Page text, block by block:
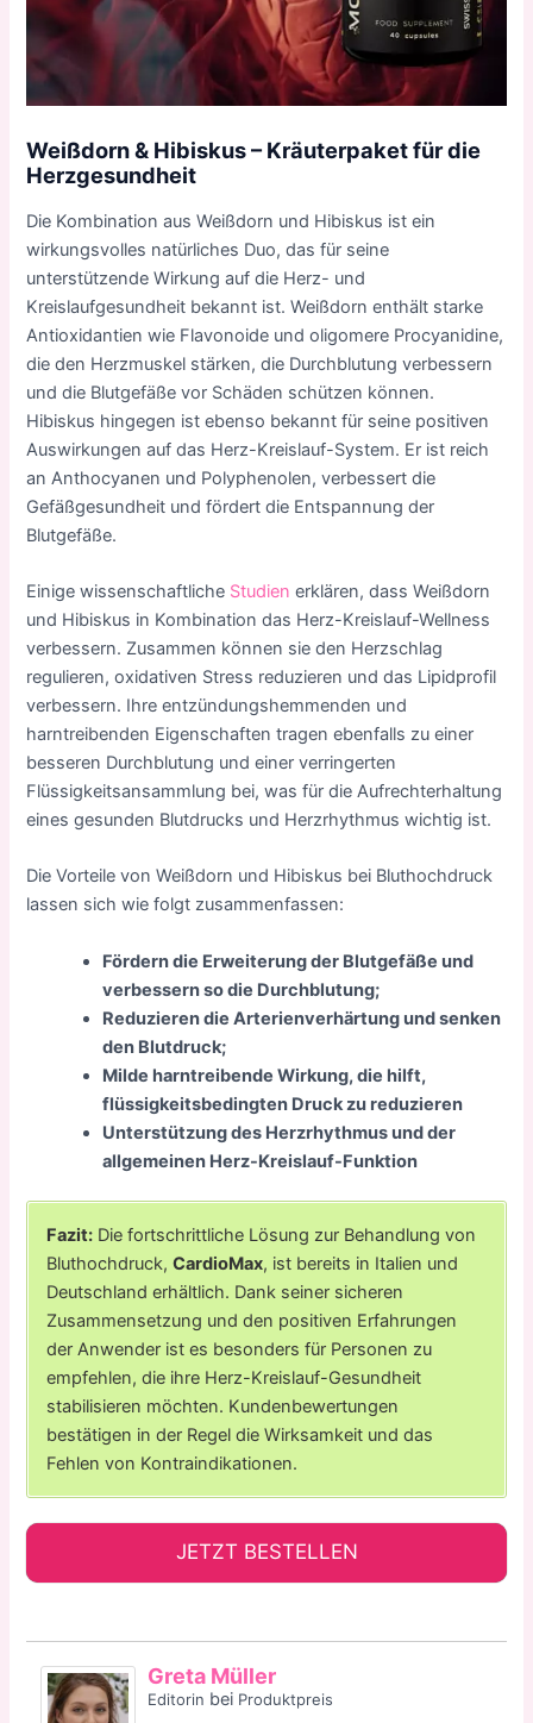
Weißdorn & Hibiskus – Kräuterpaket für die
Herzgesundheit
Die Kombination aus Weißdorn und Hibiskus ist ein
wirkungsvolles natürliches Duo, das für seine
unterstützende Wirkung auf die Herz- und
Kreislaufgesundheit bekannt ist. Weißdorn enthält starke
Antioxidantien wie Flavonoide und oligomere Procyanidine,
die den Herzmuskel stärken, die Durchblutung verbessern
und die Blutgefäße vor Schäden schützen können.
Hibiskus hingegen ist ebenso bekannt für seine positiven
Auswirkungen auf das Herz-Kreislauf-System. Er ist reich
an Anthocyanen und Polyphenolen, verbessert die
Gefäßgesundheit und fördert die Entspannung der
Blutgefäße.
Einige wissenschaftliche Studien erklären, dass Weißdorn
und Hibiskus in Kombination das Herz-Kreislauf-Wellness
verbessern. Zusammen können sie den Herzschlag
regulieren, oxidativen Stress reduzieren und das Lipidprofil
verbessern. Ihre entzündungshemmenden und
harntreibenden Eigenschaften tragen ebenfalls zu einer
besseren Durchblutung und einer verringerten
Flüssigkeitsansammlung bei, was für die Aufrechterhaltung
eines gesunden Blutdrucks und Herzrhythmus wichtig ist.
Die Vorteile von Weißdorn und Hibiskus bei Bluthochdruck
lassen sich wie folgt zusammenfassen:
Fördern die Erweiterung der Blutgefäße und
verbessern so die Durchblutung;
Reduzieren die Arterienverhärtung und senken
den Blutdruck;
Milde harntreibende Wirkung, die hilft,
flüssigkeitsbedingten Druck zu reduzieren
Unterstützung des Herzrhythmus und der
allgemeinen Herz-Kreislauf-Funktion
Fazit: Die fortschrittliche Lösung zur Behandlung von
Bluthochdruck,CardioMax, ist bereits in Italien und
Deutschland erhältlich. Dank seiner sicheren
Zusammensetzung und den positiven Erfahrungen
der Anwender ist es besonders für Personen zu
empfehlen, die ihre Herz-Kreislauf-Gesundheit
stabilisieren möchten. Kundenbewertungen
bestätigen in der Regel die Wirksamkeit und das
Fehlen von Kontraindikationen.
JETZT BESTELLEN
Greta Müller
Editorin bei Produktpreis